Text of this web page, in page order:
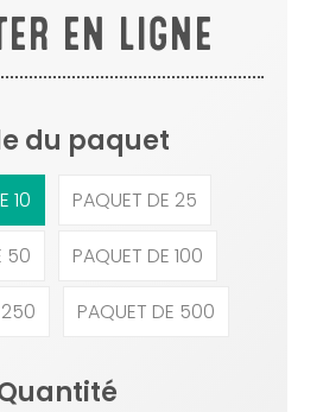
EN LIGNE
du paquet
10 PAQUET DE 25
50 PAQUET DE 100
250 PAQUET DE 500